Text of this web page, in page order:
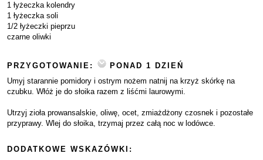
1 łyżeczka kolendry
1 łyżeczka soli
1/2 łyżeczki pieprzu
czarne oliwki
PRZYGOTOWANIE:
PONAD 1 DZIEŃ
Umyj starannie pomidory i ostrym nożem natnij na krzyż skórkę na
czubku. Włóż je do słoika razem z liśćmi laurowymi.
Utrzyj zioła prowansalskie, oliwę, ocet, zmiażdżony czosnek i pozostałe
przyprawy. Wlej do słoika, trzymaj przez całą noc w lodówce.
DODATKOWE WSKAZÓWKI: